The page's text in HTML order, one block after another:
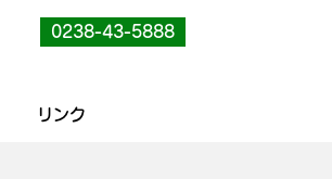
0238-43-5888
リンク